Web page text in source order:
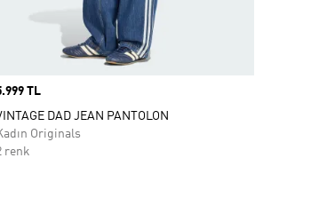
TL
DAD JEAN PANTOLON
Originals
renk